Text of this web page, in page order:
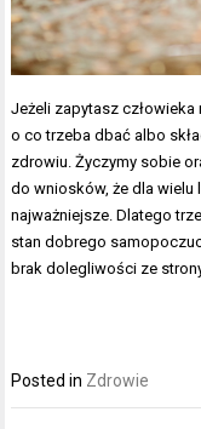
Jeżeli zapytasz człowieka
o co trzeba dbać albo
zdrowiu. Życzymy sobie
do wniosków, że dla wielu
najważniejsze. Dlatego
stan dobrego
brak dolegliwości ze
Posted in Zdrowie